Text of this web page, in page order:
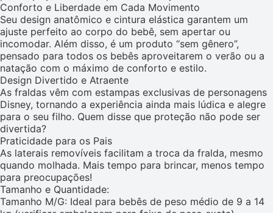
Conforto e Liberdade em Cada Movimento
Seu design anatômico e cintura elástica garantem um
ajuste perfeito ao corpo do bebê, sem apertar ou
incomodar. Além disso, é um produto “sem gênero”,
pensado para todos os bebês aproveitarem o verão ou a
natação com o máximo de conforto e estilo.
Design Divertido e Atraente
As fraldas vêm com estampas exclusivas de personagens
Disney, tornando a experiência ainda mais lúdica e alegre
para o seu filho. Quem disse que proteção não pode ser
divertida?
Praticidade para os Pais
As laterais removíveis facilitam a troca da fralda, mesmo
quando molhada. Mais tempo para brincar, menos tempo
para preocupações!
Tamanho e Quantidade:
Tamanho M/G: Ideal para bebês de peso médio de 9 a 14